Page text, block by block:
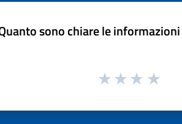
sono chiare le